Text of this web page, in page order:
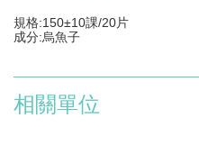
規格:150±10課/20片
成分:烏魚子
相關單位